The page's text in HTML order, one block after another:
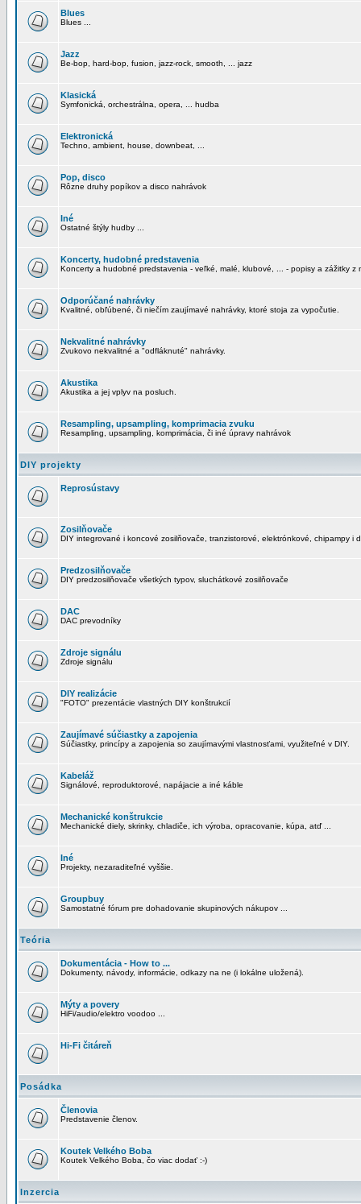
Blues
Blues ...
Jazz
Be-bop, hard-bop, fusion, jazz-rock, smooth, ... jazz
Klasická
Symfonická, orchestrálna, opera, ... hudba
Elektronická
Techno, ambient, house, downbeat, ...
Pop, disco
Rôzne druhy popíkov a disco nahrávok
Iné
Ostatné štýly hudby ...
Koncerty, hudobné predstavenia
Koncerty a hudobné predstavenia - veľké, malé, klubové, ... - popisy a zážitky z
Odporúčané nahrávky
Kvalitné, obľúbené, či niečím zaujímavé nahrávky, ktoré stoja za vypočutie.
Nekvalitné nahrávky
Zvukovo nekvalitné a "odfláknuté" nahrávky.
Akustika
Akustika a jej vplyv na posluch.
Resampling, upsampling, komprimacia zvuku
Resampling, upsampling, komprimácia, či iné úpravy nahrávok
DIY projekty
Reprosústavy
Zosilňovače
DIY integrované i koncové zosilňovače, tranzistorové, elektrónkové, chipampy i
Predzosilňovače
DIY predzosilňovače všetkých typov, sluchátkové zosilňovače
DAC
DAC prevodníky
Zdroje signálu
Zdroje signálu
DIY realizácie
"FOTO" prezentácie vlastných DIY konštrukcií
Zaujímavé súčiastky a zapojenia
Súčiastky, princípy a zapojenia so zaujímavými vlastnosťami, využiteľné v DIY.
Kabeláž
Signálové, reproduktorové, napájacie a iné káble
Mechanické konštrukcie
Mechanické diely, skrinky, chladiče, ich výroba, opracovanie, kúpa, atď ...
Iné
Projekty, nezaraditeľné vyššie.
Groupbuy
Samostatné fórum pre dohadovanie skupinových nákupov ...
Teória
Dokumentácia - How to ...
Dokumenty, návody, informácie, odkazy na ne (i lokálne uložená).
Mýty a povery
HiFi/audio/elektro voodoo ...
Hi-Fi čitáreň
Posádka
Členovia
Predstavenie členov.
Koutek Velkého Boba
Koutek Velkého Boba, čo viac dodať :-)
Inzercia